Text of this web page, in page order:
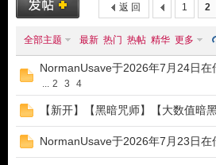
1 2
返 回
全部主题 最新 热门 热帖 精华 更多
NormanUsave于2026年7月24日在
... 2 3 4
【新开】【黑暗咒师】【大数值暗
NormanUsave于2026年7月23日在